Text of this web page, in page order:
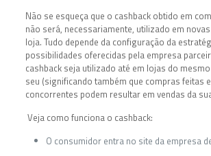
Não se esqueça que o cashback obtido em
não será, necessariamente, utilizado em
loja. Tudo depende da configuração da
possibilidades oferecidas pela empresa
cashback seja utilizado até em lojas do
seu (significando também que compras feitas
concorrentes podem resultar em vendas da
Veja como funciona o cashback:
O consumidor entra no site da empresa